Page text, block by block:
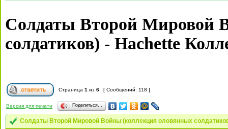
Солдаты Второй Мировой
солдатиков) - Hachette
Страница 1 из 6 [ Сообщений: 118 ]
Версия для печати Поделиться…
Солдаты Второй Мировой Войны (коллекция оловянных